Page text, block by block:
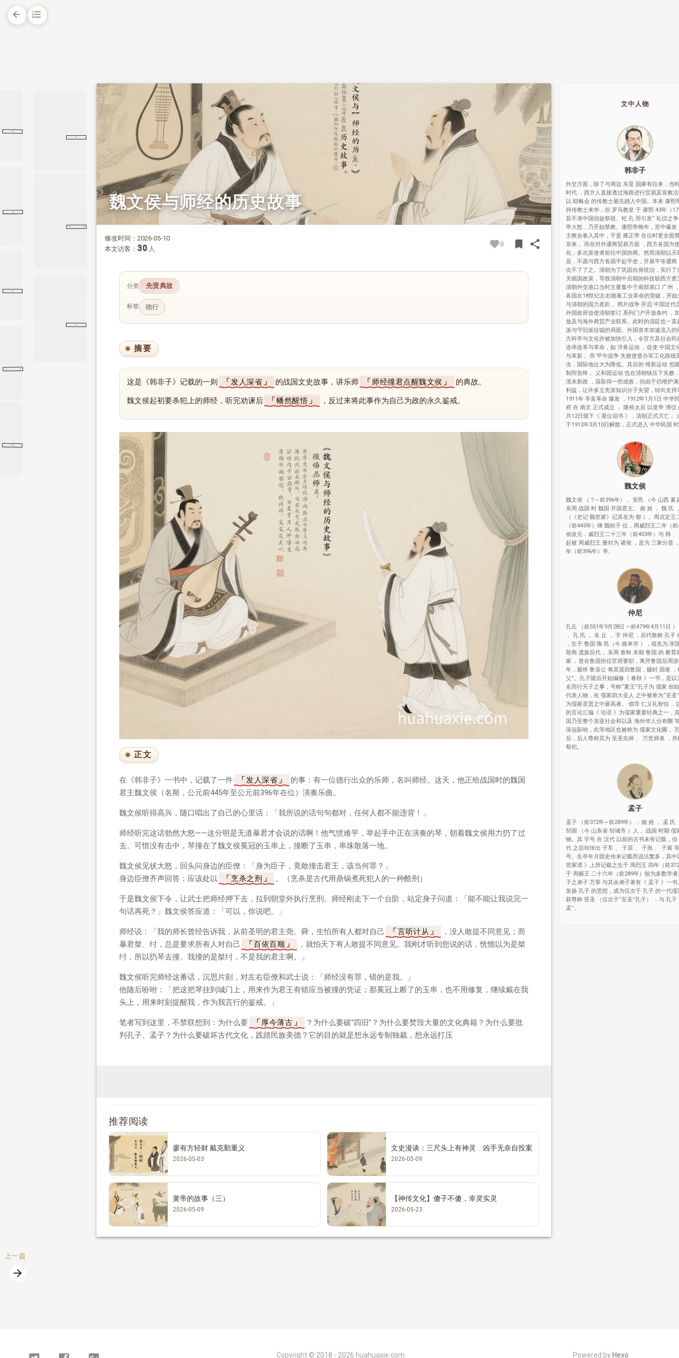
arrow_back format_list_numbered
名篇
·
龙门奉先寺
·
游龙门奉先寺
章上
·
官
·
·
阴侯列传
·
淮阴侯列传
卷十三
初刻拍案惊奇
·
灯下集
·
·
厚今薄古和古为今用
横扫一切牛鬼蛇神
人民日报
·
横扫一切牛鬼蛇神
魏文侯与师经的历史故事
修改时间：2026-05-10
本文访客： 30 人
0 bookmarkBOOKMARK
shareSHARE
分类 先贤典故
标签 德行
摘要
这是《韩非子》记载的一则 发人深省 的战国文史故事，讲乐师 师经撞君点醒魏文侯 的典故。
魏文侯起初要杀犯上的师经，听完劝谏后 幡然醒悟 ，反过来将此事作为自己为政的永久鉴戒。
正文
在《韩非子》一书中，记载了一件 发人深省
的事：有一位德行出众的乐师，名叫师经。这天，他正给战国时的魏国
君主魏文侯（名斯，公元前445年至公元前396年在位）演奏乐曲。
魏文侯听得高兴，随口唱出了自己的心里话：「我所说的话句句都对，任何人都不能违背！」
师经听完这话勃然大怒——这分明是无道暴君才会说的话啊！他气愤难平，举起手中正在演奏的琴，朝着魏文侯用力扔了过
去。可惜没有击中，琴撞在了魏文侯冕冠的玉串上，撞断了玉串，串珠散落一地。
魏文侯见状大怒，回头问身边的臣僚：「身为臣子，竟敢撞击君王，该当何罪？」
身边臣僚齐声回答：应该处以
烹杀之刑 。（烹杀是古代用鼎锅煮死犯人的一种酷刑）
于是魏文侯下令，让武士把师经押下去，拉到朝堂外执行烹刑。师经刚走下一个台阶，站定身子问道：「能不能让我说完一
句话再死？」魏文侯答应道：「可以，你说吧。」
师经说：「我的师长曾经告诉我，从前圣明的君主尧、舜，生怕所有人都对自己 言听计从
，没人敢提不同意见；而
暴君桀、纣，总是要求所有人对自己
百依百顺
，就怕天下有人敢提不同意见。我刚才听到您说的话，恍惚以为是桀
纣，所以扔琴去撞。我撞的是桀纣，不是我的君主啊。」
魏文侯听完师经这番话，沉思片刻，对左右臣僚和武士说：「师经没有罪，错的是我。」
他随后吩咐：「把这把琴挂到城门上，用来作为君王有错应当被撞的凭证；那冕冠上断了的玉串，也不用修复，继续戴在我
头上，用来时刻提醒我，作为我言行的鉴戒。」
笔者写到这里，不禁联想到：为什么要 厚今薄古
？为什么要破“四旧”？为什么要焚毁大量的文化典籍？为什么要批
判孔子、孟子？为什么要破坏古代文化，践踏民族美德？它的目的就是想永远专制独裁，想永远打压
推荐阅读
廖有方轻财 戴克勤重义
2026-05-03
文史漫谈：三尺头上有神灵 凶手无奈自投案
2026-05-09
黄帝的故事（三）
2026-05-09
【神传文化】傻子不傻，幸灵实灵
2026-05-23
文中人物
韩非子
外交方面，除了与周边 东亚 国家有往来，当
时代 ，西方人直接透过海路进行贸易及宣教
以 耶稣会 的传教士最先踏入中国。本来 康熙
持传教士来华，但 罗马教皇 于 康熙 43年（
旨不准中国信徒祭祖、祀 孔 而引发“ 礼仪之
帝大怒，乃开始禁教。康熙帝晚年，宫中爆发
主教会卷入其中，于是 雍正帝 在位时更全面
东来 。而在对外通商贸易方面 ，西方各国为
化，多次派使者前往中国协商。然而清朝以天
居，不愿与西方各国平起平坐，开展平等通商
次不了了之。清朝为了巩固自身统治，实行了
关锁国政策，导致清朝中后期的科技较西方更
清朝外交港口当时主要集中于南部港口 广州
各国在18世纪左右随着工业革命的突破，开始
与清朝的国力差距， 鸦片战争 开启 中国近代
外国政府迫使清朝签订 系列门户开放条约 ，
放及与海外商贸产业联系。此时的清廷也一直
派与守旧派拉锯的局面。外国资本加速流入的
方科学与文化亦被加快引入，令官方及社会民
连串改革与革命，如 洋务运动 ，促使 中国文
与革新 。而 甲午战争 失败使督办军工化路线
击，国际地位大为降低。其后的 维新运动 也
制而告终， 义和团运动 也在清朝镇压下失败
清末新政 ，虽取得一些成效，但由于仍维护
利益，让许多立宪派知识分子失望，转向支持
1911年 辛亥革命 爆发 ，1912年1月1日 中华
府 在 南京 正式成立 ， 隆裕太后 以皇帝 溥仪
月12日颁下《 退位诏书 》，清朝正式灭亡 。
于1912年3月10日解散，正式进入 中华民国
魏文侯
魏文侯 （？—前396年）， 安邑 （今 山西 夏
东周 战国 时 魏国 开国君主。 姬 姓 ， 魏 氏
（《史记·魏世家》记其名为 都 ）。周贞定王
（前445年）继 魏桓子 位，周威烈王二年（
侯改元，威烈王二十三年（前403年）与 韩
起被 周威烈王 册封为 诸侯 ，是为 三家分晋
年（前396年）卒。
仲尼
孔丘 （前551年9月28日 —前479年4月11日
， 孔 氏 ， 名 丘 ， 字 仲尼 ，后代敬称 孔子
，生于 鲁国 陬 邑（今 曲阜市 ），祖先为 宋
殷商 遗族后代， 东周 春秋 末期 鲁国 的 教育
家 ，曾在鲁国担任官府要职，离开鲁国后周
年，最终 鲁哀公 将其迎回鲁国，赐封 国老 ，
父”。孔子随后开始编修《 春秋 》一书，是以
名而行天子之事，号称“素王”孔子为 儒家 创
代表人物，在 儒家四大圣人 之中被奉为“至圣
为儒家圣贤之中最高者。 倡导 仁义礼智信 ，
的言论汇编《 论语 》为儒家重要经典之一，
国乃至整个东亚社会和以及 海外华人分布圈
深远影响，此等地区也被称为 儒家文化圈 。
后，后人尊称其为 至圣先师 、 万世师表 ，并
祭祀。
孟子
孟子 （前372年—前289年）， 姬 姓 ， 孟 氏
邹国 （今 山东省 邹城市 ）人， 战国 时期 儒
物。其 字号 在 汉代 以前的古书未有记载，但
代 之后却传出 子车 、 子居 、 子舆 、 子展
号。生卒年月因史传未记载而说法繁多，其中
世家谱 》上所记载之生于 周烈王 四年（前
于 周赧王 二十六年（前289年）较为多数学
子之弟子 万章 与其余弟子著有《 孟子 》一书
发扬 孔子 的思想，成为仅次于 孔子 的一代儒
获尊称 亚圣 （仅次于“至圣”孔子） ，与 孔子
孟”。
一篇
arrow_forward
Copyright © 2018 - 2026 huahuaxie.com Powered byHexo